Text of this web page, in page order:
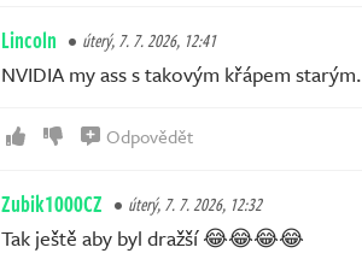
Lincoln úterý, 7. 7. 2026, 12:41
NVIDIA my ass s takovým křápem starým.
Odpovědět
Zubik1000CZ úterý, 7. 7. 2026, 12:32
Tak ještě aby byl dražší 😂😂😂😂